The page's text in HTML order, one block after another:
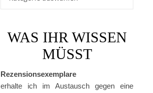
WAS IHR WISSEN
MÜSST
Rezensionsexemplare
erhalte ich im Austausch gegen eine